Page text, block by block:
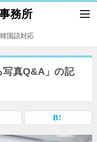
務所
国語対応
写真Q&A」の記